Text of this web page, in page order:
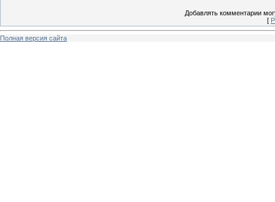
Добавлять комментарии
[
Полная версия сайта